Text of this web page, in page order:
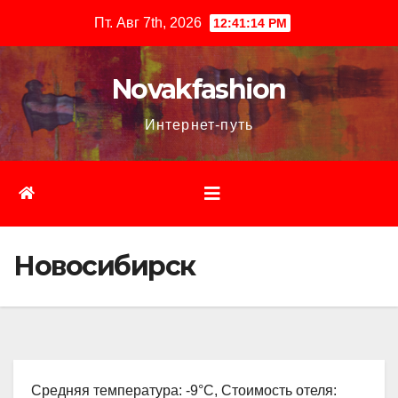
содержимому
Пт. Авг 7th, 2026 12:41:15 PM
Novakfashion
Интернет-путь
Новосибирск
Средняя температура: -9°C, Стоимость отеля: